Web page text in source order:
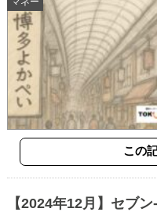
この
【2024年12月】セブ